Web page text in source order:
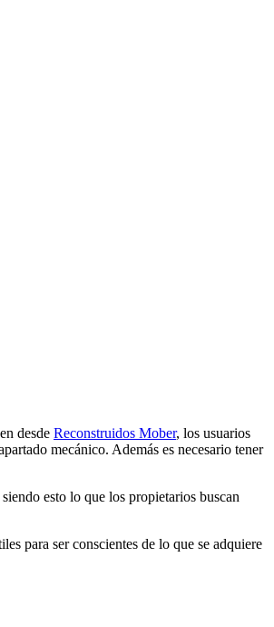
desde Reconstruidos Mober, los usuarios
mecánico. Además es necesario tener
esto lo que los propietarios buscan
para ser conscientes de lo que se adquiere